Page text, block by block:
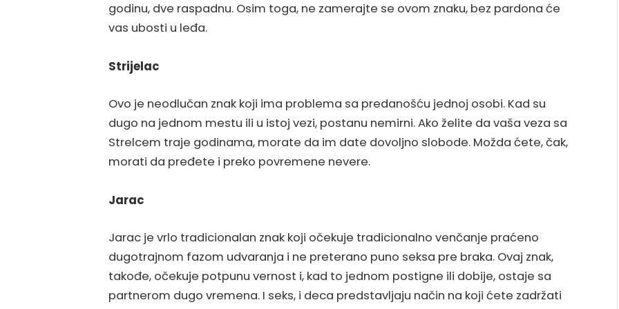
godinu, dve raspadnu. Osim toga, ne zamerajte se ovom znaku, bez pardona će
vas ubosti u leđa.
Strijelac
Ovo je neodlučan znak koji ima problema sa predanošću jednoj osobi. Kad su
dugo na jednom mestu ili u istoj vezi, postanu nemirni. Ako želite da vaša veza sa
Strelcem traje godinama, morate da im date dovoljno slobode. Možda ćete, čak,
morati da pređete i preko povremene nevere.
Jarac
Jarac je vrlo tradicionalan znak koji očekuje tradicionalno venčanje praćeno
dugotrajnom fazom udvaranja i ne preterano puno seksa pre braka. Ovaj znak,
takođe, očekuje potpunu vernost i, kad to jednom postigne ili dobije, ostaje sa
partnerom dugo vremena. I seks, i deca predstavljaju način na koji ćete zadržati